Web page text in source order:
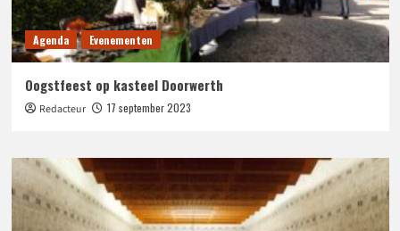
Agenda Evenementen
Oogstfeest op kasteel Doorwerth
Redacteur 17 september 2023